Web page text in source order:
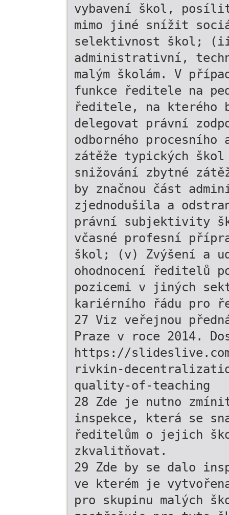
vybavení škol,
mimo jiné snížit
selektivnost škol;
administrativní,
malým školám. V
funkce ředitele na
ředitele, na kterého
delegovat právní
odborného
zátěže typických škol
snižování zbytné
by značnou část
zjednodušila a
právní subjektivity
včasné profesní
škol; (v) Zvýšení a
ohodnocení ředitelů
pozicemi v jiných
kariérního řádu pro
27 Viz veřejnou
Praze v roce 2014.
https://
rivkin-
quality-of-teaching
28 Zde je nutno
inspekce, která se
ředitelům o jejich
zkvalitňovat.
29 Zde by se dalo
ve kterém je
pro skupinu malých